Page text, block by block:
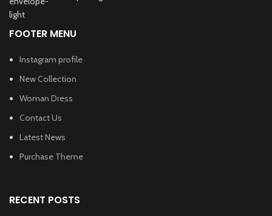
FOOTER MENU
Instagram profile
New Collection
Woman Dress
Contact Us
Latest News
Purchase Theme
RECENT POSTS